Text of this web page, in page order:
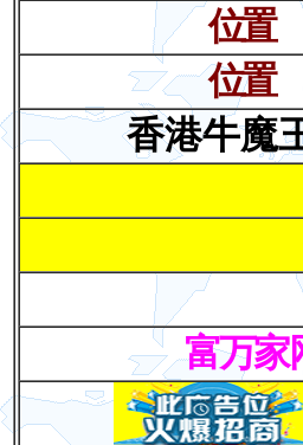
位置
位置
香港牛魔
富万家